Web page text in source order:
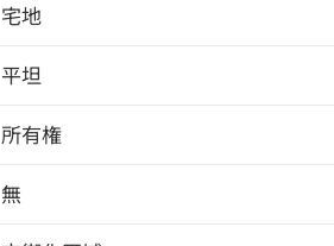
宅地
平坦
所有権
無